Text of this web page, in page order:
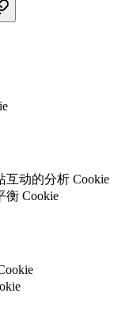
互动的分析 Cookie
衡 Cookie